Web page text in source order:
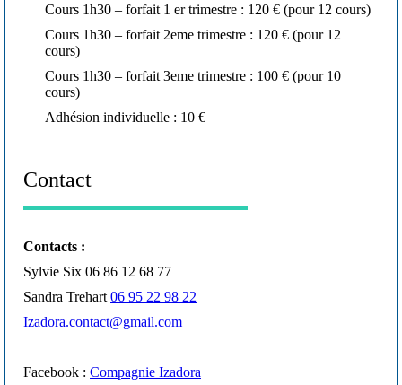
Cours 1h30 – forfait 1 er trimestre : 120 € (pour 12 cours)
Cours 1h30 – forfait 2eme trimestre : 120 € (pour 12
cours)
Cours 1h30 – forfait 3eme trimestre : 100 € (pour 10
cours)
Adhésion individuelle : 10 €
Contact
Contacts :
Sylvie Six 06 86 12 68 77
Sandra Trehart 06 95 22 98 22
Izadora.contact@gmail.com
Facebook : Compagnie Izadora